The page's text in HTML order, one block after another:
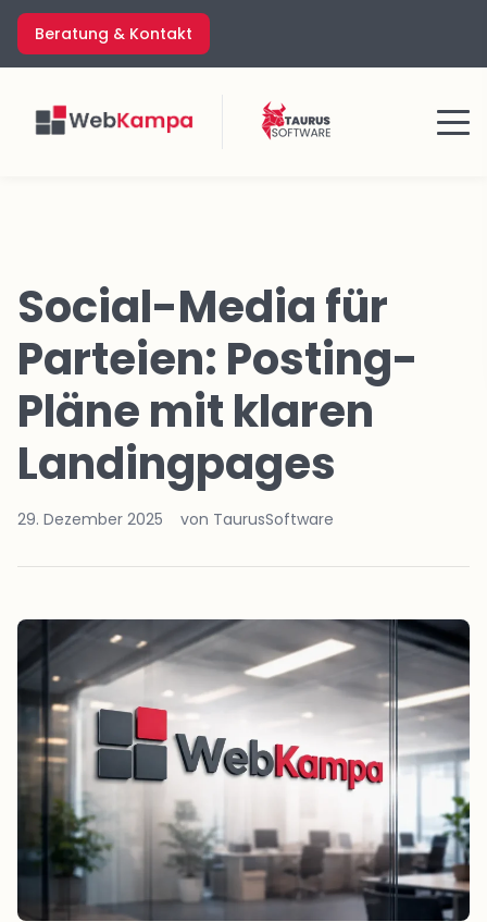
Zum
Inhalt
springen
Beratung & Kontakt
Menü
Social-Media für
Parteien: Posting-
Pläne mit klaren
Landingpages
29. Dezember 2025 von TaurusSoftware